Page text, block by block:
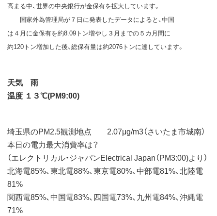
高まる中、世界の中央銀行が金保有を拡大しています。
国家外為管理局が７日に発表したデータによると、中国
は４月に金保有を約8.09トン増やし３月までの５カ月間に
約120トン増加した後、総保有量は約2076トンに達しています。
天気 雨
温度 １３℃(PM9:00)
埼玉県のPM2.5観測地点 2.07μg/m3（さいたま市城南）
本日の電力最大消費率は？
（エレクトリカル・ジャパンElectrical Japan（PM3:00)より）
北海電85%、東北電88%、東京電80%、中部電81%、北陸電
81%
関西電85%、中国電83%、四国電73%、九州電84%、沖縄電
71%